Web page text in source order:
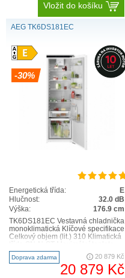
Vložit do košíku
AEG TK6DS181EC
-30%
Energetická třída:
E
Hlučnost:
32.0 dB
Výška:
176.9 cm
TK6DS181EC Vestavná chladnička
monoklimatická Klíčové specifikace
Celkový objem (lit.) 310 Klimatická
okolí..
Doprava zdarma 20 879 Kč
20 879 Kč